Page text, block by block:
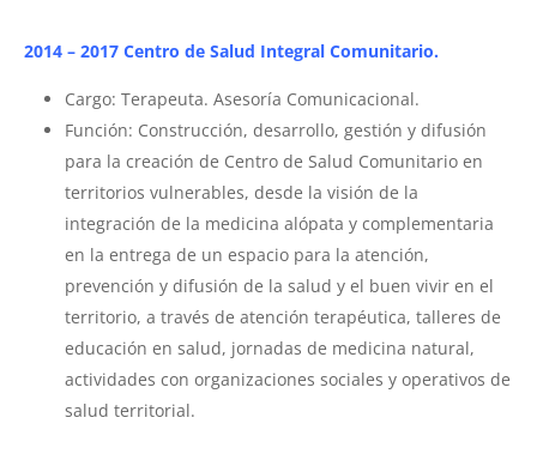
2014 – 2017 Centro de Salud Integral Comunitario.
Cargo: Terapeuta. Asesoría Comunicacional.
Función: Construcción, desarrollo, gestión y difusión
para la creación de Centro de Salud Comunitario en
territorios vulnerables, desde la visión de la
integración de la medicina alópata y complementaria
en la entrega de un espacio para la atención,
prevención y difusión de la salud y el buen vivir en el
territorio, a través de atención terapéutica, talleres de
educación en salud, jornadas de medicina natural,
actividades con organizaciones sociales y operativos de
salud territorial.